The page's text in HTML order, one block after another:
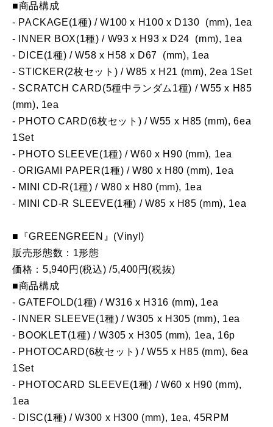
■商品構成
- PACKAGE(1種) / W100 x H100 x D130 (mm), 1ea
- INNER BOX(1種) / W93 x H93 x D24 (mm), 1ea
- DICE(1種) / W58 x H58 x D67 (mm), 1ea
- STICKER(2枚セット) / W85 x H21 (mm), 2ea 1Set
- SCRATCH CARD(5種中ランダム1種) / W55 x H85
(mm), 1ea
- PHOTO CARD(6枚セット) / W55 x H85 (mm), 6ea
1Set
- PHOTO SLEEVE(1種) / W60 x H90 (mm), 1ea
- ORIGAMI PAPER(1種) / W80 x H80 (mm), 1ea
- MINI CD-R(1種) / W80 x H80 (mm), 1ea
- MINI CD-R SLEEVE(1種) / W85 x H85 (mm), 1ea
■『GREENGREEN』(Vinyl)
販売形態数：1形態
価格：5,940円(税込) /5,400円(税抜)
■商品構成
- GATEFOLD(1種) / W316 x H316 (mm), 1ea
- INNER SLEEVE(1種) / W305 x H305 (mm), 1ea
- BOOKLET(1種) / W305 x H305 (mm), 1ea, 16p
- PHOTOCARD(6枚セット) / W55 x H85 (mm), 6ea
1Set
- PHOTOCARD SLEEVE(1種) / W60 x H90 (mm),
1ea
- DISC(1種) / W300 x H300 (mm), 1ea, 45RPM